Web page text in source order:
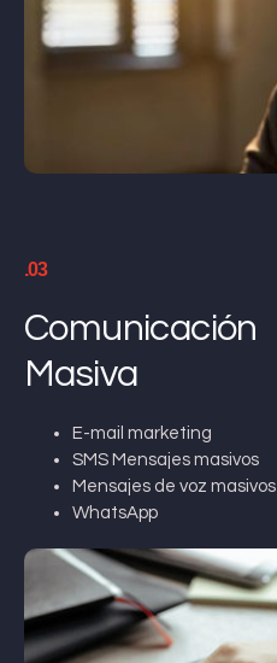
.03
Comunicación
Masiva
E-mail marketing
SMS Mensajes masivos
Mensajes de voz masivos
WhatsApp